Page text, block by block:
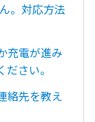
。対応方法
充電が進み
さい。
絡先を教え